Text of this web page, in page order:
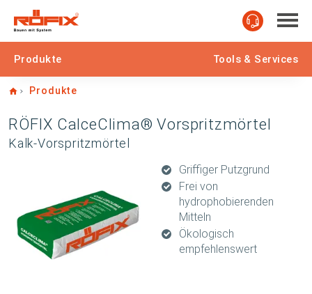
Produkte Tools & Services
Home
Produkte
RÖFIX CalceClima® Vorspritzmörtel
Kalk-Vorspritzmörtel
Griffiger Putzgrund
Frei von
hydrophobierenden
Mitteln
Ökologisch
empfehlenswert